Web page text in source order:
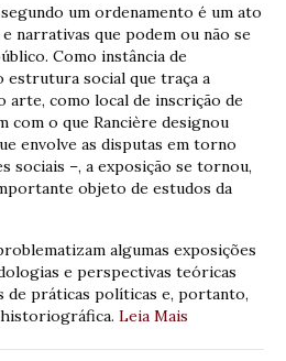
um ordenamento é um ato
narrativas que podem ou não se
Como instância de
estrutura social que traça a
como local de inscrição de
com o que Rancière designou
envolve as disputas em torno
sociais –, a exposição se tornou,
objeto de estudos da
algumas exposições
e perspectivas teóricas
de práticas políticas e, portanto,
Leia Mais